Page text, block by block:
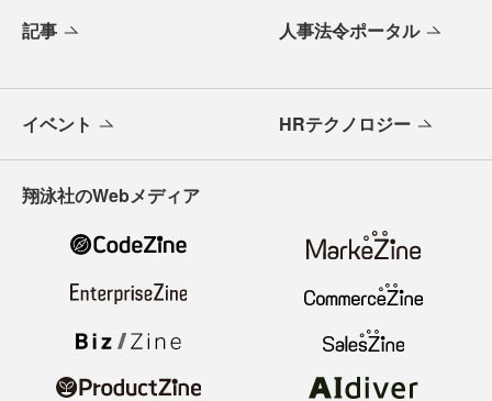
記事 人事法令ポータル
イベント HRテクノロジー
翔泳社のWebメディア